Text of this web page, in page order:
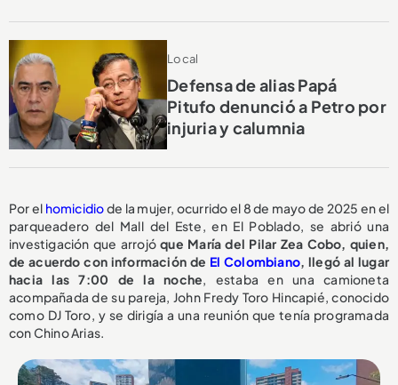
Local
Defensa de alias Papá
Pitufo denunció a Petro por
injuria y calumnia
Por el homicidiode la mujer, ocurrido el 8 de mayo de 2025 en el
parqueadero del Mall del Este, en El Poblado, se abrió una
investigación que arrojóque María del Pilar Zea Cobo, quien,
de acuerdo con información de El Colombiano, llegó al lugar
hacia las 7:00 de la noche, estaba en una camioneta
acompañada de su pareja, John Fredy Toro Hincapié, conocido
como DJ Toro, y se dirigía a una reunión que tenía programada
con Chino Arias.